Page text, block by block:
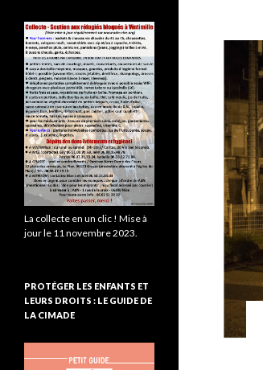
La collecte en un clic ! Mise à
jour le 11 novembre 2023.
PROTÉGER LES ENFANTS ET
LEURS DROITS : LE GUIDE DE
LA CIMADE